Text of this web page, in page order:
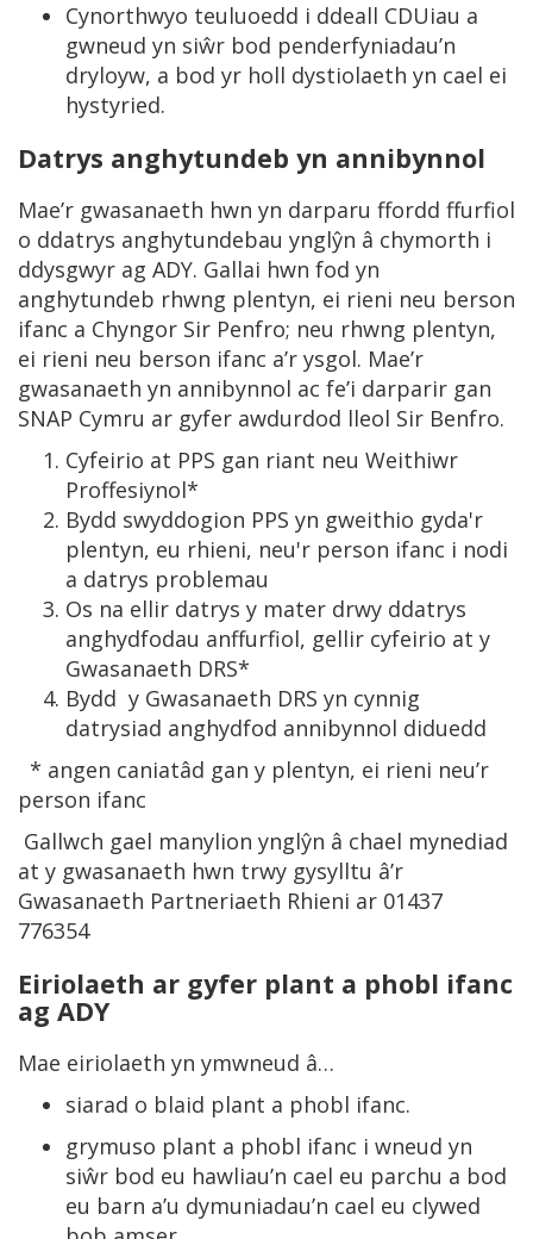
Cynorthwyo teuluoedd i ddeall CDUiau a
gwneud yn siŵr bod penderfyniadau’n
dryloyw, a bod yr holl dystiolaeth yn cael ei
hystyried.
Datrys anghytundeb yn annibynnol
Mae’r gwasanaeth hwn yn darparu ffordd ffurfiol
o ddatrys anghytundebau ynglŷn â chymorth i
ddysgwyr ag ADY. Gallai hwn fod yn
anghytundeb rhwng plentyn, ei rieni neu berson
ifanc a Chyngor Sir Penfro; neu rhwng plentyn,
ei rieni neu berson ifanc a’r ysgol. Mae’r
gwasanaeth yn annibynnol ac fe’i darparir gan
SNAP Cymru ar gyfer awdurdod lleol Sir Benfro.
Cyfeirio at PPS gan riant neu Weithiwr
Proffesiynol*
Bydd swyddogion PPS yn gweithio gyda'r
plentyn, eu rhieni, neu'r person ifanc i nodi
a datrys problemau
Os na ellir datrys y mater drwy ddatrys
anghydfodau anffurfiol, gellir cyfeirio at y
Gwasanaeth DRS*
Bydd y Gwasanaeth DRS yn cynnig
datrysiad anghydfod annibynnol diduedd
* angen caniatâd gan y plentyn, ei rieni neu’r
person ifanc
Gallwch gael manylion ynglŷn â chael mynediad
at y gwasanaeth hwn trwy gysylltu â’r
Gwasanaeth Partneriaeth Rhieni ar 01437
776354
Eiriolaeth ar gyfer plant a phobl ifanc
ag ADY
Mae eiriolaeth yn ymwneud â…
siarad o blaid plant a phobl ifanc.
grymuso plant a phobl ifanc i wneud yn
siŵr bod eu hawliau’n cael eu parchu a bod
eu barn a’u dymuniadau’n cael eu clywed